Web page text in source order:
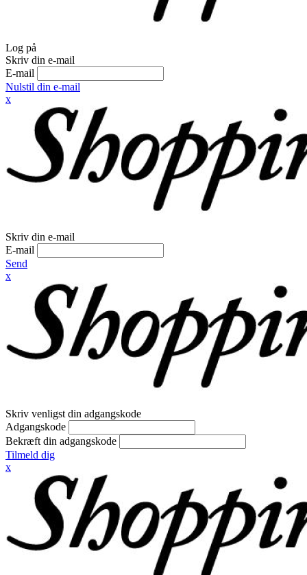
Log på
Skriv din e-mail
E-mail
Nulstil din e-mail
x
Skriv din e-mail
E-mail
Send
x
Skriv venligst din adgangskode
Adgangskode
Bekræft din adgangskode
Tilmeld dig
x